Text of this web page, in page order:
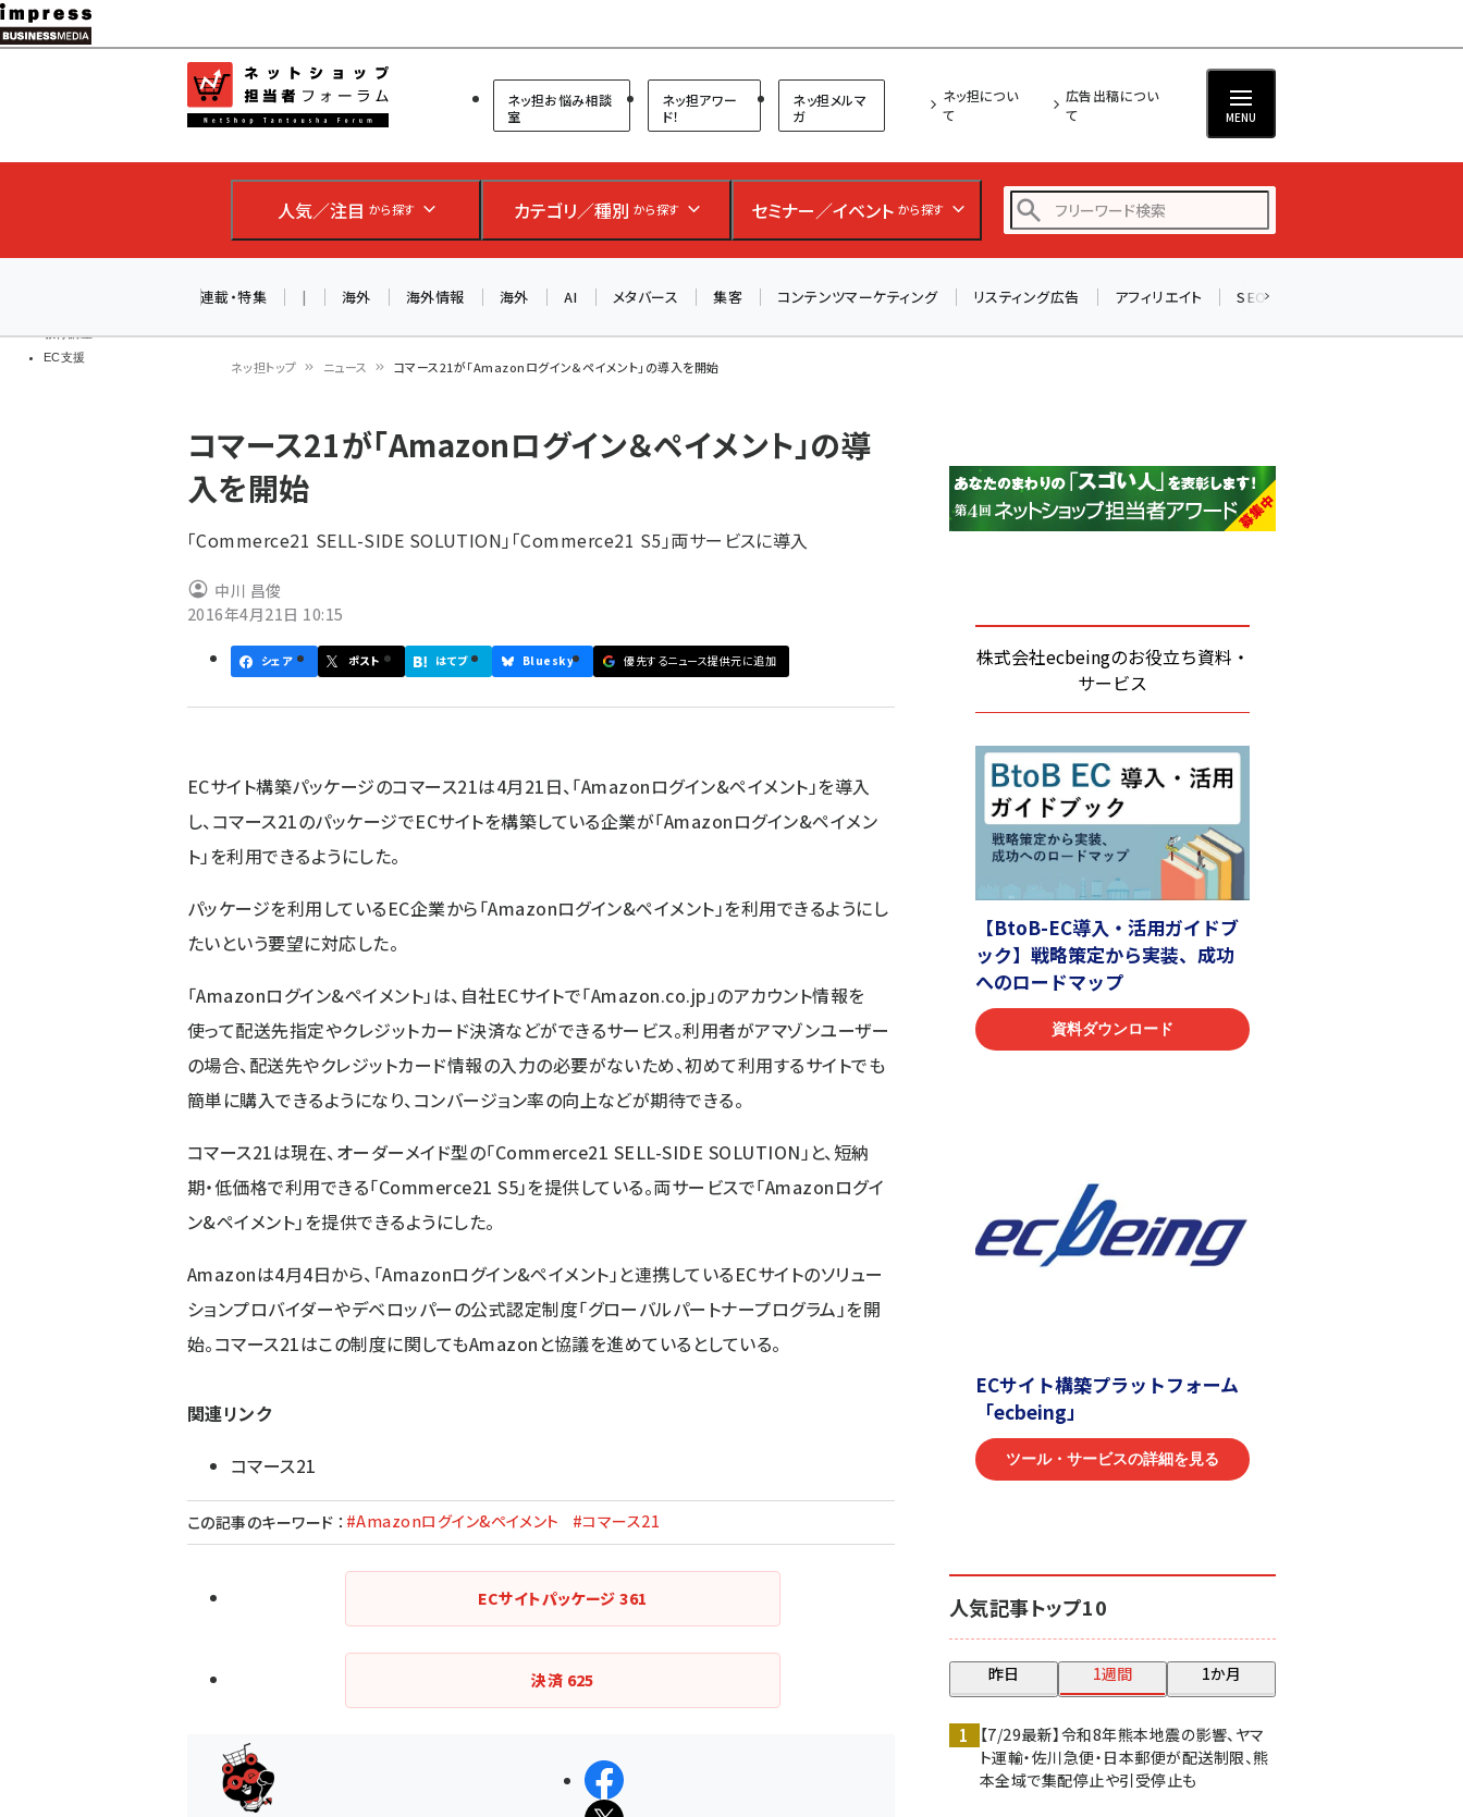
メ
イ
ン
ツ
移
教育講座
EC支援
ネットショップ担当者フォーラム
ネッ担お悩み相談
室
ネッ担アワー
ド！
ネッ担メルマ
ガ
ネッ担につい
て
広告出稿につい
て
MENU
人気／注目 から探す カテゴリ／種別 から探す セミナー／イベント から探す
アスクル (1119)
base (1077)
連載・特集 | 海外 海外情報 海外 AI メタバース 集客 コンテンツマーケティング リスティング広告 アフィリエイト SEO
ン
く
ず
ネッ担トップ ニュース コマース21が「Amazonログイン＆ペイメント」の導入を開始
コマース21が「Amazonログイン＆ペイメント」の導
入を開始
「Commerce21 SELL-SIDE SOLUTION」「Commerce21 S5」両サービスに導入
中川 昌俊
2016年4月21日 10:15
シェア ポスト はてブ Bluesky 優先するニュース提供元に追加
ECサイト構築パッケージのコマース21は4月21日、「Amazonログイン&ペイメント」を導入
し、コマース21のパッケージでECサイトを構築している企業が「Amazonログイン&ペイメン
ト」を利用できるようにした。
パッケージを利用しているEC企業から「Amazonログイン&ペイメント」を利用できるようにし
たいという要望に対応した。
「Amazonログイン&ペイメント」は、自社ECサイトで「Amazon.co.jp」のアカウント情報を
使って配送先指定やクレジットカード決済などができるサービス。利用者がアマゾンユーザー
の場合、配送先やクレジットカード情報の入力の必要がないため、初めて利用するサイトでも
簡単に購入できるようになり、コンバージョン率の向上などが期待できる。
コマース21は現在、オーダーメイド型の「Commerce21 SELL-SIDE SOLUTION」と、短納
期・低価格で利用できる「Commerce21 S5」を提供している。両サービスで「Amazonログイ
ン&ペイメント」を提供できるようにした。
Amazonは4月4日から、「Amazonログイン&ペイメント」と連携しているECサイトのソリュー
ションプロバイダーやデベロッパーの公式認定制度「グローバルパートナープログラム」を開
始。コマース21はこの制度に関してもAmazonと協議を進めているとしている。
関連リンク
コマース21
この記事のキーワード ： #Amazonログイン&ペイメント #コマース21
ECサイトパッケージ361
決済 625
人気記事トップ10
昨日 1週間 1か月
【7/29最新】令和8年熊本地震の影響、ヤマ
ト運輸・佐川急便・日本郵便が配送制限、熊
本全域で集配停止や引受停止も